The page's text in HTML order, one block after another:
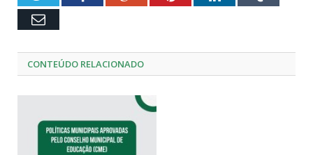
Email
CONTEÚDO RELACIONADO